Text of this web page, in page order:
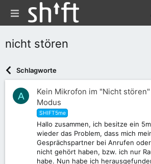
nicht stören
Schlagworte
A
Kein Mikrofon im "Nicht
Modus
SHIFT5me
Hallo zusammen, ich besitze ein
wieder das Problem, dass mich
Gesprächspartner bei Anrufen
nicht gehört haben, bzw. ich nur
habe. Nun habe ich